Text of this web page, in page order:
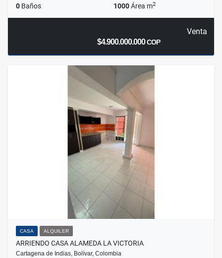
0 Baños 1000Área m2
Venta
$4.900.000.000COP
CASA ALQUILER
ARRIENDO CASA ALAMEDA LA VICTORIA
Cartagena de Indias, Bolívar, Colombia